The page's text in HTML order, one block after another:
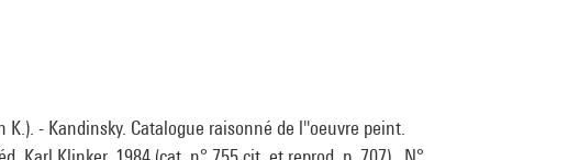
K.). - Kandinsky. Catalogue raisonné de l''oeuvre peint.